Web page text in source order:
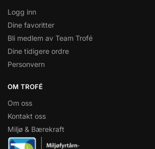
Logg inn
Dine favoritter
Bli medlem av Team Trofé
Dine tidigere ordre
Personvern
OM TROFÉ
Om oss
Kontakt oss
Miljø & Bærekraft